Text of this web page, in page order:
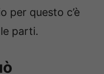
per questo c’è
parti.